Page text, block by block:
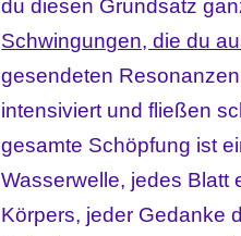
du diesen Grundsatz
Schwingungen, die du
gesendeten
intensiviert und fließen
gesamte Schöpfung ist
Wasserwelle, jedes Blatt
Körpers, jeder Gedanke